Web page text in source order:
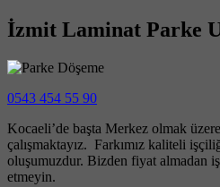
İzmit Laminat Parke
0543 454 55 90
Kocaeli’de başta Merkez olmak
çalışmaktayız. Farkımız kaliteli
oluşumuzdur. Bizden fiyat almadan
etmeyin.